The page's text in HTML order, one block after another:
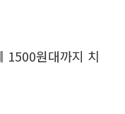
1500원대까지 치